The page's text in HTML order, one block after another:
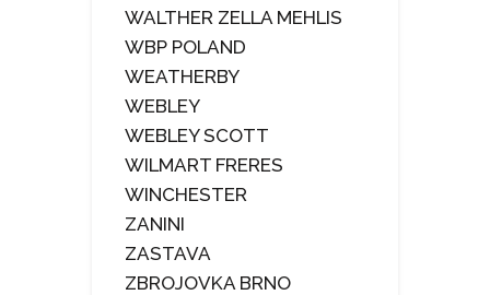
WALTHER ZELLA MEHLIS
WBP POLAND
WEATHERBY
WEBLEY
WEBLEY SCOTT
WILMART FRERES
WINCHESTER
ZANINI
ZASTAVA
ZBROJOVKA BRNO